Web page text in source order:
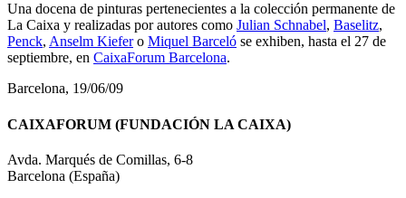
Una docena de pinturas pertenecientes a la colección permanente de
La Caixa y realizadas por autores como Julian Schnabel, Baselitz,
Penck, Anselm Kiefero Miquel Barceló se exhiben, hasta el 27 de
septiembre, en CaixaForum Barcelona.
Barcelona, 19/06/09
CAIXAFORUM (FUNDACIÓN LA CAIXA)
Avda. Marqués de Comillas, 6-8
Barcelona (España)